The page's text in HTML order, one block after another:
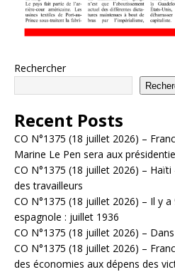
Rechercher
Recent Posts
CO N°1375 (18 juillet 2026) –
Marine Le Pen sera aux
CO N°1375 (18 juillet 2026) –
des travailleurs
CO N°1375 (18 juillet 2026) – Il y
espagnole : juillet 1936
CO N°1375 (18 juillet 2026) –
CO N°1375 (18 juillet 2026) –
des économies aux dépens des